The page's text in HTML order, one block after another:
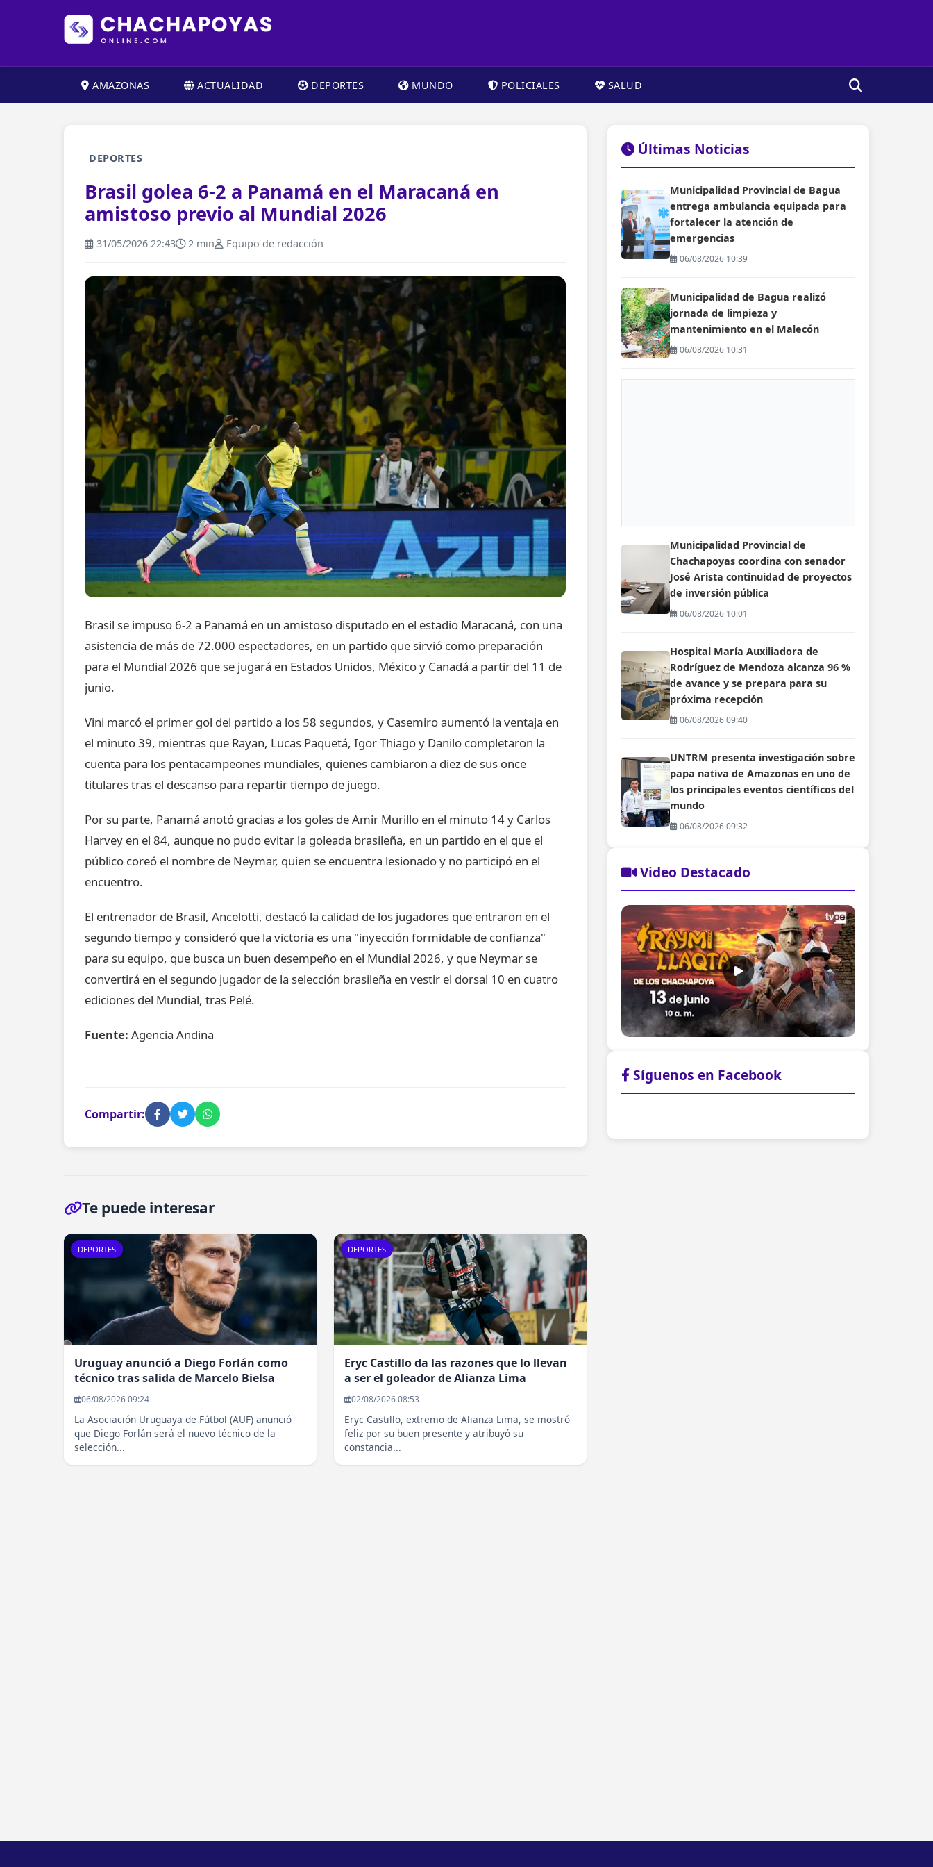
AMAZONAS ACTUALIDAD DEPORTES MUNDO POLICIALES SALUD
DEPORTES
Brasil golea 6-2 a Panamá en el Maracaná en
amistoso previo al Mundial 2026
31/05/2026 22:43 2 min Equipo de redacción
Brasil se impuso 6-2 a Panamá en un amistoso disputado en el estadio Maracaná, con una
asistencia de más de 72.000 espectadores, en un partido que sirvió como preparación
para el Mundial 2026 que se jugará en Estados Unidos, México y Canadá a partir del 11 de
junio.
Vini marcó el primer gol del partido a los 58 segundos, y Casemiro aumentó la ventaja en
el minuto 39, mientras que Rayan, Lucas Paquetá, Igor Thiago y Danilo completaron la
cuenta para los pentacampeones mundiales, quienes cambiaron a diez de sus once
titulares tras el descanso para repartir tiempo de juego.
Por su parte, Panamá anotó gracias a los goles de Amir Murillo en el minuto 14 y Carlos
Harvey en el 84, aunque no pudo evitar la goleada brasileña, en un partido en el que el
público coreó el nombre de Neymar, quien se encuentra lesionado y no participó en el
encuentro.
El entrenador de Brasil, Ancelotti, destacó la calidad de los jugadores que entraron en el
segundo tiempo y consideró que la victoria es una "inyección formidable de confianza"
para su equipo, que busca un buen desempeño en el Mundial 2026, y que Neymar se
convertirá en el segundo jugador de la selección brasileña en vestir el dorsal 10 en cuatro
ediciones del Mundial, tras Pelé.
Fuente: Agencia Andina
Compartir:
Te puede interesar
DEPORTES
Uruguay anunció a Diego Forlán como
técnico tras salida de Marcelo Bielsa
06/08/2026 09:24
La Asociación Uruguaya de Fútbol (AUF) anunció
que Diego Forlán será el nuevo técnico de la
selección...
DEPORTES
Eryc Castillo da las razones que lo llevan
a ser el goleador de Alianza Lima
02/08/2026 08:53
Eryc Castillo, extremo de Alianza Lima, se mostró
feliz por su buen presente y atribuyó su
constancia...
Últimas Noticias
Municipalidad Provincial de Bagua
entrega ambulancia equipada para
fortalecer la atención de
emergencias
06/08/2026 10:39
Municipalidad de Bagua realizó
jornada de limpieza y
mantenimiento en el Malecón
06/08/2026 10:31
Municipalidad Provincial de
Chachapoyas coordina con senador
José Arista continuidad de proyectos
de inversión pública
06/08/2026 10:01
Hospital María Auxiliadora de
Rodríguez de Mendoza alcanza 96 %
de avance y se prepara para su
próxima recepción
06/08/2026 09:40
UNTRM presenta investigación sobre
papa nativa de Amazonas en uno de
los principales eventos científicos del
mundo
06/08/2026 09:32
Video Destacado
Síguenos en Facebook